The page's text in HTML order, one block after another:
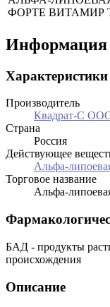
ФОРТЕ ВИТАМИР
Информация
Характеристики
Производитель
Квадрат-С
Страна
Россия
Действующее
Альфа-
Торговое название
Альфа-
БАД - продукты
происхождения
Описание